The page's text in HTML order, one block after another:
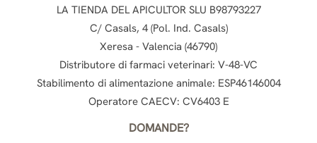
LA TIENDA DEL APICULTOR SLU B98793227
C/ Casals, 4 (Pol. Ind. Casals)
Xeresa - Valencia (46790)
Distributore di farmaci veterinari: V-48-VC
Stabilimento di alimentazione animale: ESP46146004
Operatore CAECV: CV6403 E
DOMANDE?